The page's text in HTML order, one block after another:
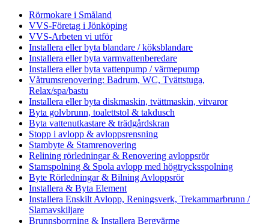
Rörmokare i Småland
VVS-Företag i Jönköping
VVS-Arbeten vi utför
Installera eller byta blandare / köksblandare
Installera eller byta varmvattenberedare
Installera eller byta vattenpump / värmepump
Våtrumsrenovering: Badrum, WC, Tvättstuga,
Relax/spa/bastu
Installera eller byta diskmaskin, tvättmaskin, vitvaror
Byta golvbrunn, toalettstol & takdusch
Byta vattenutkastare & trädgårdskran
Stopp i avlopp & avloppsrensning
Stambyte & Stamrenovering
Relining rörledningar & Renovering avloppsrör
Stamspolning & Spola avlopp med högtrycksspolning
Byte Rörledningar & Bilning Avloppsrör
Installera & Byta Element
Installera Enskilt Avlopp, Reningsverk, Trekammarbrunn /
Slamavskiljare
Brunnsborrning & Installera Bergvärme